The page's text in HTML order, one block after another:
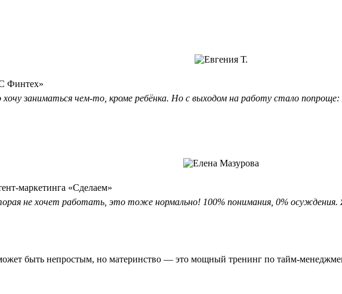
Финтех»
хочу заниматься чем-то, кроме ребёнка. Но с выходом на работу стало
маркетинга «Сделаем»
не хочет работать, это тоже нормально! 100% понимания, 0%
быть непростым, но материнство — это мощный тренинг по тайм-